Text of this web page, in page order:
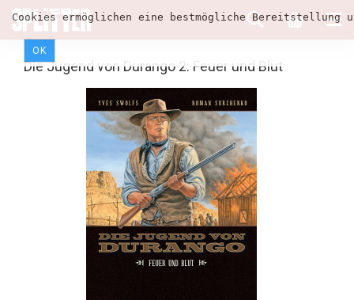
Cookies ermöglichen eine bestmögliche
OK
Die Jugend von Durango 2: Feuer und Blut